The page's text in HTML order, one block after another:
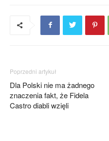
Poprzedni artykuł
Dla Polski nie ma żadnego
znaczenia fakt, że Fidela
Castro diabli wzięli